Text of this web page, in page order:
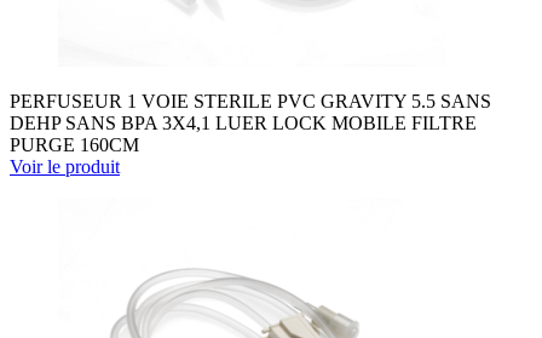
PERFUSEUR 1 VOIE STERILE PVC GRAVITY 5.5 SANS
DEHP SANS BPA 3X4,1 LUER LOCK MOBILE FILTRE
PURGE 160CM
Voir le produit